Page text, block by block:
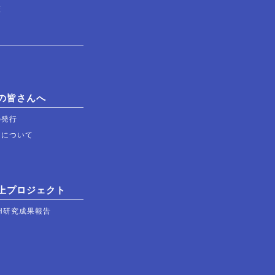
皆さんへ
行
ついて
プロジェクト
研究成果報告